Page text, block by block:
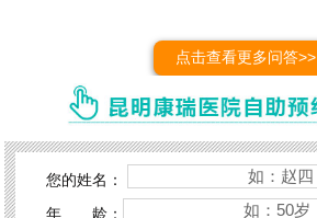
点击查看更多问答>>
您的姓名：
年 龄：